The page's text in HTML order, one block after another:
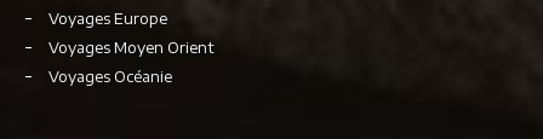
Voyages Europe
Voyages Moyen Orient
Voyages Océanie